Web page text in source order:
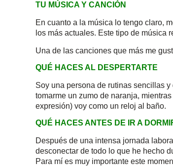
TU MÚSICA Y
En cuanto a la música lo tengo claro,
los más actuales. Este tipo de música
Una de las canciones que más me
QUÉ HACES AL
Soy una persona de rutinas sencillas
tomarme un zumo de naranja,
expresión) voy como un reloj al baño.
QUÉ HACES ANTES DE IR A
Después de una intensa jornada
desconectar de todo lo que he hecho
Para mí es muy importante este